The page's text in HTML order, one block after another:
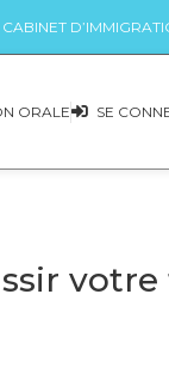
CABINET
ORALE SE